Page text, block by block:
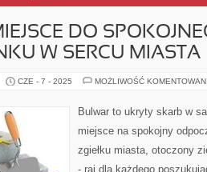
DO
W SERCU MIASTA
CZE - 7 - 2025 MOŻLIWOŚĆ
Bulwar to ukryty skarb w
miejsce na spokojny
zgiełku miasta, otoczony
- raj dla każdego